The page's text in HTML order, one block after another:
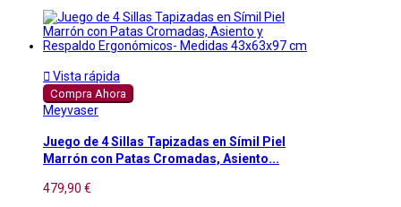
 Vista rápida
Compra Ahora
Meyvaser
Juego de 4 Sillas Tapizadas en Símil Piel
Marrón con Patas Cromadas, Asiento...
479,90 €